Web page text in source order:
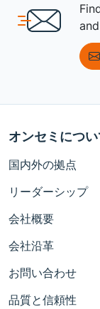
オンセミについ
国内外の拠点
リーダーシップ
会社概要
会社沿革
お問い合わせ
品質と信頼性